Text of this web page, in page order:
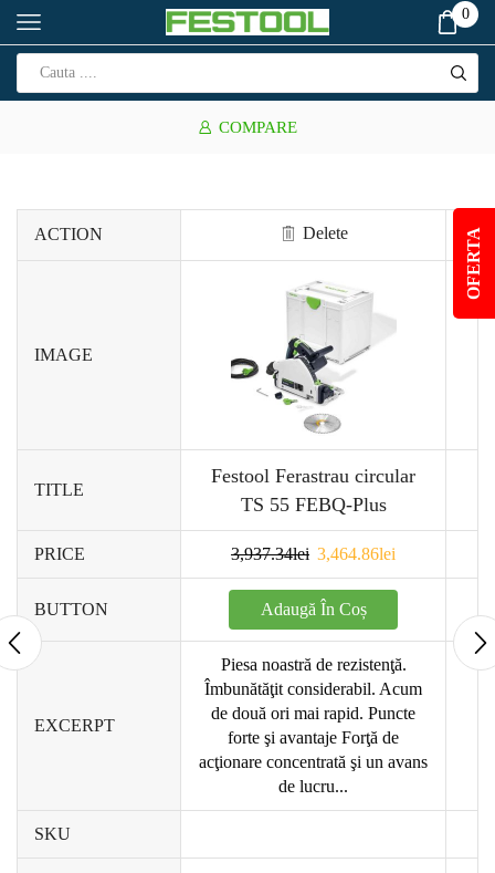
0
COMPARE
ACTION Delete
IMAGE
TITLE
Festool Ferastrau circular
TS 55 FEBQ-Plus
PRICE 3,937.34lei 3,464.86lei
BUTTON Adaugă În Coș
EXCERPT
Piesa noastră de rezistenţă.
Îmbunătăţit considerabil. Acum
de două ori mai rapid. Puncte
forte şi avantaje Forţă de
acţionare concentrată şi un avans
de lucru...
SKU
OFERTA